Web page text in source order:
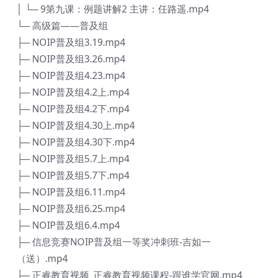
│ └─ 9第九课：例题讲解2 主讲：任路遥.mp4
└─ 高级篇——普及组
├─ NOIP普及组3.19.mp4
├─ NOIP普及组3.26.mp4
├─ NOIP普及组4.23.mp4
├─ NOIP普及组4.2上.mp4
├─ NOIP普及组4.2下.mp4
├─ NOIP普及组4.30上.mp4
├─ NOIP普及组4.30下.mp4
├─ NOIP普及组5.7上.mp4
├─ NOIP普及组5.7下.mp4
├─ NOIP普及组6.11.mp4
├─ NOIP普及组6.25.mp4
├─ NOIP普及组6.4.mp4
├─ 信息竞赛NOIP普及组一等奖冲刺班-吉如一
（送）.mp4
├─ 正睿教育视频_正睿教育视频课程-跟谁学官网.mp4